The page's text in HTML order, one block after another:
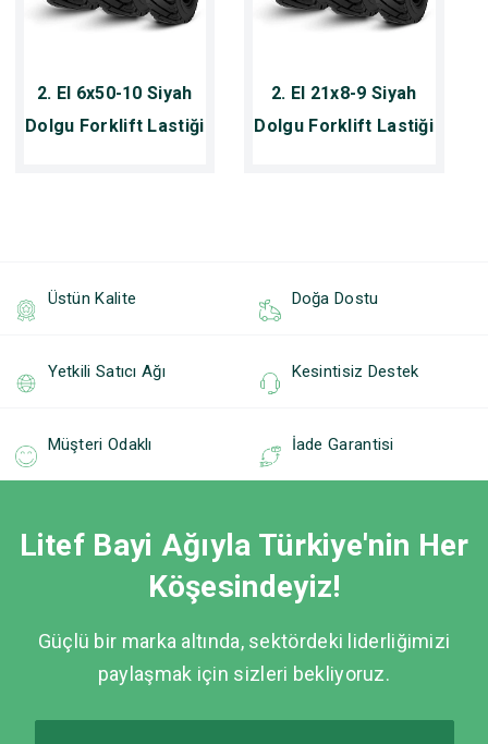
2. El 6x50-10 Siyah
Dolgu Forklift Lastiği
2. El 21x8-9 Siyah
Dolgu Forklift Lastiği
Üstün Kalite Doğa Dostu
Yetkili Satıcı Ağı Kesintisiz Destek
Müşteri Odaklı İade Garantisi
Litef Bayi Ağıyla Türkiye'nin Her
Köşesindeyiz!
Güçlü bir marka altında, sektördeki liderliğimizi
paylaşmak için sizleri bekliyoruz.